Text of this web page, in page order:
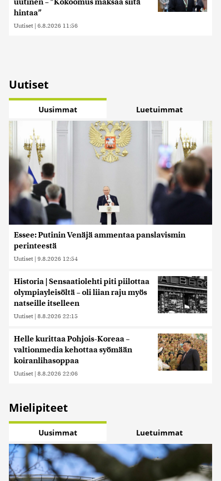
uutinen – ”Kokoomus maksaa siitä
hintaa”
Uutiset | 6.8.2026 11:56
Uutiset
Uusimmat Luetuimmat
Essee: Putinin Venäjä ammentaa panslavismin
perinteestä
Uutiset | 9.8.2026 12:54
Historia | Sensaatiolehti piti piilottaa
olympiayleisöltä – oli liian raju myös
natseille itselleen
Uutiset | 8.8.2026 22:15
Helle kurittaa Pohjois-Koreaa –
valtionmedia kehottaa syömään
koiranlihasoppaa
Uutiset | 8.8.2026 22:06
Mielipiteet
Uusimmat Luetuimmat